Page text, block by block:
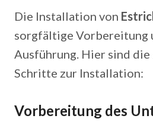
Die Installation von
sorgfältige Vorbereitung
Ausführung. Hier sind
Schritte zur Installation:
Vorbereitung des